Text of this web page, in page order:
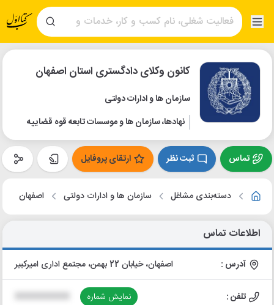
کانون وکلای دادگستری استان اصفهان
سازمان ها و ادارات دولتی
نهادها، سازمان ها و موسسات تابعه قوه قضاییه
تماس ثبت نظر ارتقای پروفایل
دسته‌بندی مشاغل سازمان ها و ادارات دولتی اصفهان
اطلاعات تماس
آدرس : اصفهان، خیابان 22 بهمن، مجتمع اداری امیرکبیر
تلفن : نمایش شماره